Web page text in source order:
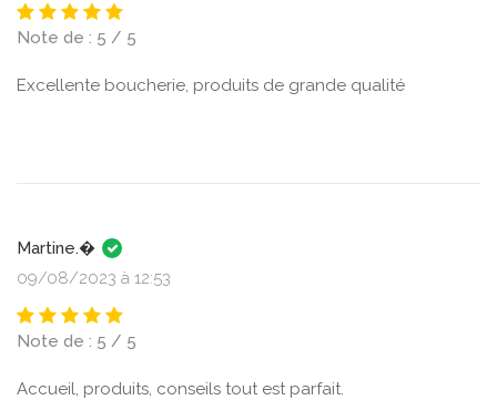
Note de : 5 / 5
Excellente boucherie, produits de grande qualité
Martine.�
09/08/2023 à 12:53
Note de : 5 / 5
Accueil, produits, conseils tout est parfait.